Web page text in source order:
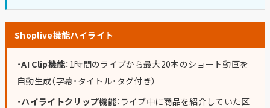
Shoplive機能ハイライト
・AI Clip機能：1時間のライブから最大20本のショート動画を
自動生成（字幕・タイトル・タグ付き）
・ハイライトクリップ機能：ライブ中に商品を紹介していた区